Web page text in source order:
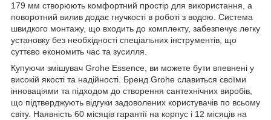
179 мм створюють комфортний простір для використання, а
поворотний вилив додає гнучкості в роботі з водою. Система
швидкого монтажу, що входить до комплекту, забезпечує легку
установку без необхідності спеціальних інструментів, що
суттєво економить час та зусилля.
Купуючи змішувач Grohe Essence, ви можете бути впевнені у
високій якості та надійності. Бренд Grohe славиться своїми
інноваціями та підходом до створення сантехнічних виробів,
що підтверджують відгуки задоволених користувачів по всьому
світу. Наявність 60 місяців гарантії на корпус і 12 місяців на